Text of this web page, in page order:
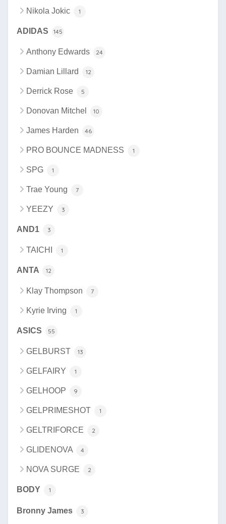
Nikola Jokic 1
ADIDAS 145
Anthony Edwards 24
Damian Lillard 12
Derrick Rose 5
Donovan Mitchel 10
James Harden 46
PRO BOUNCE MADNESS 1
SPG 1
Trae Young 7
YEEZY 3
AND1 3
TAICHI 1
ANTA 12
Klay Thompson 7
Kyrie Irving 1
ASICS 55
GELBURST 13
GELFAIRY 1
GELHOOP 9
GELPRIMESHOT 1
GELTRIFORCE 2
GLIDENOVA 4
NOVA SURGE 2
BODY 1
Bronny James 3